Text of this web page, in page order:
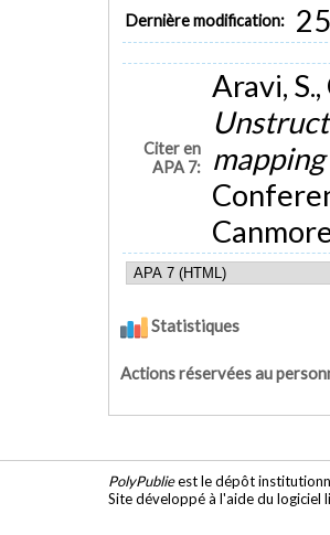
Dernière modification:
Citer en
APA 7:
Aravi,
Statistiques
Actions réservées au
PolyPublieest le dépôt
Site développé à l'aide du logiciel